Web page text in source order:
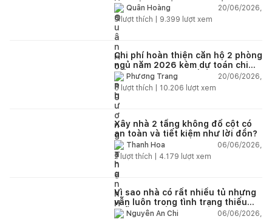
chi tiết từng hạng mục
Quân Hoàng
20/06/2026,
9lượt thích | 9.399 lượt xem
Chi phí hoàn thiện căn hộ 2 phòng
ngủ năm 2026 kèm dự toán chi
tiết và ví dụ thực tế
Phương Trang
20/06/2026,
5 lượt thích | 10.206 lượt xem
Xây nhà 2 tầng không đổ cột có
an toàn và tiết kiệm như lời đồn?
Thanh Hoa
06/06/2026,
2lượt thích | 4.179 lượt xem
Vì sao nhà có rất nhiều tủ nhưng
vẫn luôn trong tình trạng thiếu
chỗ chứa đồ?
Nguyễn An Chi
06/06/2026,